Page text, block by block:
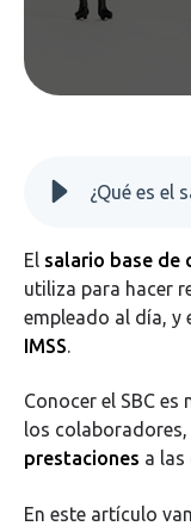
El salario base de
utiliza para hacer
empleado al día, y
IMSS.
Conocer el SBC
los
prestaciones a las
En este artículo